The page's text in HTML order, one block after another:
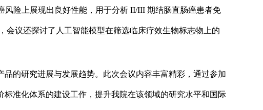
险上展现出良好性能，用于分析 II/III 期结肠直肠癌患者免
议还探讨了人工智能模型在筛选临床疗效生物标志物上的
的研究进展与发展趋势。此次会议内容丰富精彩，通过参加
准化体系的建设工作，提升我院在该领域的研究水平和国际